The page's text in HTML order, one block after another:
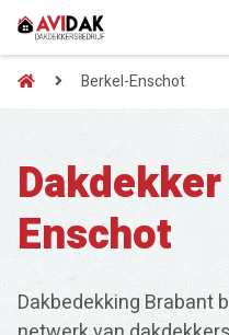
Berkel-Enschot
Enschot
Dakbedekking Brabant